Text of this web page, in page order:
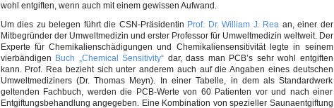
wohl entgiften, wenn auch mit einem gewissen Aufwand.
Um dies zu belegen führt die CSN-Präsidentin Prof. Dr. William J. Rea an, einer der
Mitbegründer der Umweltmedizin und erster Professor für Umweltmedizin weltweit. Der
Experte für Chemikalienschädigungen und Chemikaliensensitivität legte in seinem
vierbändigen Buch „Chemical Sensitivity“ dar, dass man PCB’s sehr wohl entgiften
kann. Prof. Rea bezieht sich unter anderem auch auf die Angaben eines deutschen
Umweltmediziners (Dr. Thomas Meyn). In einer Tabelle, in dem als Standardwerk
geltenden Fachbuch, werden die PCB-Werte von 60 Patienten vor und nach einer
Entgiftungsbehandlung angegeben. Eine Kombination von spezieller Saunaentgiftung